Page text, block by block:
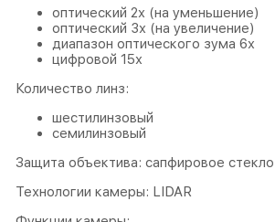
оптический 2x (на уменьшение)
оптический 3x (на увеличение)
диапазон оптического зума 6x
цифровой 15x
Количество линз:
шестилинзовый
семилинзовый
Защита объектива: сапфировое стекло
Технологии камеры: LIDAR